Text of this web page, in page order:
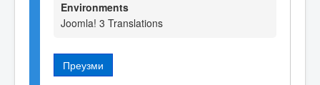
Environments
Joomla! 3 Translations
Преузми